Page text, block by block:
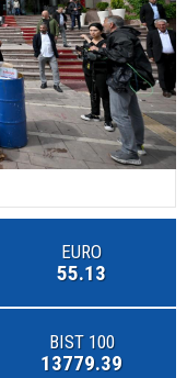
EURO
55.13
BIST 100
13779.39